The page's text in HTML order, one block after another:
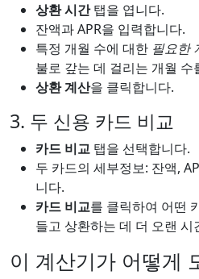
상환 시간탭을 엽니다.
잔액과 APR을 입력합니다.
특정 개월 수에 대한 필요한
불로 갚는 데 걸리는 개월
상환 계산을 클릭합니다.
3. 두 신용 카드 비교
카드 비교 탭을 선택합니다.
두 카드의 세부정보: 잔액,
니다.
카드 비교를 클릭하여 어떤
들고 상환하는 데 더 오랜
이 계산기가 어떻게